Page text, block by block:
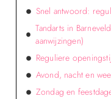
Snel antwoord:
Tandarts in
aanwijzingen)
Reguliere
Avond, nacht en
Zondag en